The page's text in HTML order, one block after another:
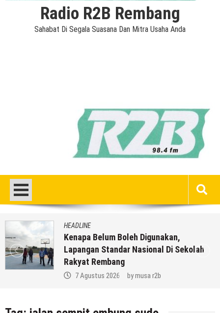
Radio R2B Rembang
Sahabat Di Segala Suasana Dan Mitra Usaha Anda
HEADLINE
Kenapa Belum Boleh Digunakan,
Lapangan Standar Nasional Di Sekolah
Rakyat Rembang
7 Agustus 2026 bymusa r2b